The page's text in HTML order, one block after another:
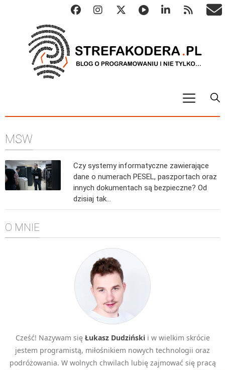
Metody numeryczne
Algorytmy sortowania
Algorytmy szyfrujące
Algorytmy wyszukiwania
DEV
C++
Elementarz Java
Pascal
.htaccess
HTML 5
MSW
Czy systemy informatyczne zawierające
dane o numerach PESEL, paszportach oraz
innych dokumentach są bezpieczne? Od
dzisiaj tak…
O MNIE
Cześć! Nazywam się Łukasz Dudzińskii w wielkim skrócie
jestem programistą, miłośnikiem nowych technologii oraz
podróżowania. W wolnych chwilach lubię zajmować się pracą